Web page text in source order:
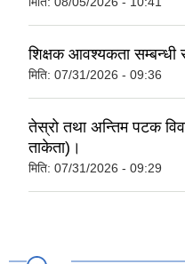
शिक्षक आवश्यकता सम्बन्धी
मिति: 07/31/2026 - 09:36
तेस्रो तथा अन्तिम पटक
ताकेता)।
मिति: 07/31/2026 - 09:29